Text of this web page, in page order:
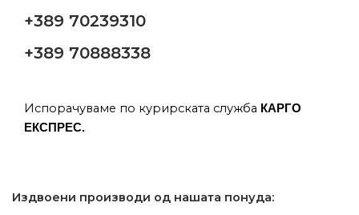
+389 70239310
+389 70888338
Испорачуваме по курирската служба КАРГО
ЕКСПРЕС.
Издвоени производи од нашата понуда: